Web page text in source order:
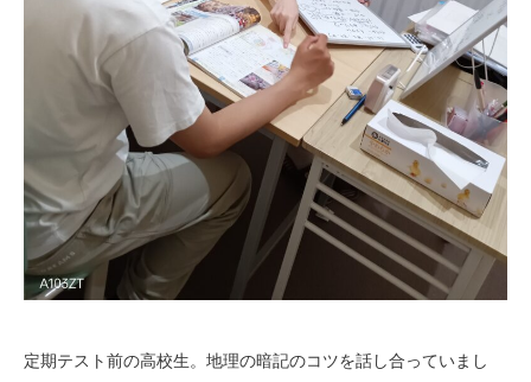
定期テスト前の高校生。地理の暗記のコツを話し合っていまし